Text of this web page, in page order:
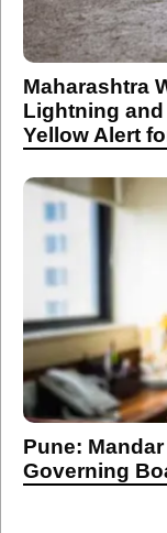
Maharashtra
Lightning
Yellow Alert
Pune:
Governing